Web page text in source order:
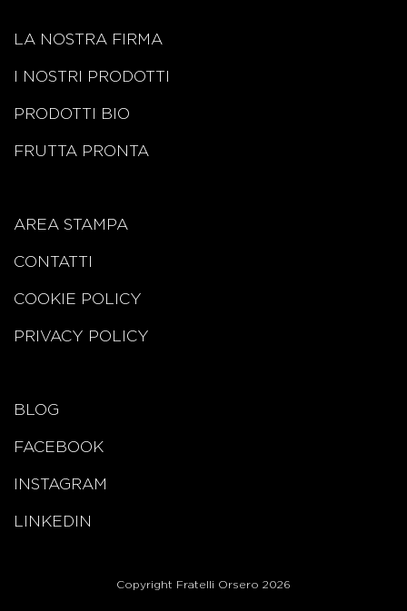
LA NOSTRA FIRMA
I NOSTRI PRODOTTI
PRODOTTI BIO
FRUTTA PRONTA
AREA STAMPA
CONTATTI
COOKIE POLICY
PRIVACY POLICY
BLOG
FACEBOOK
INSTAGRAM
LINKEDIN
Copyright Fratelli Orsero 2026